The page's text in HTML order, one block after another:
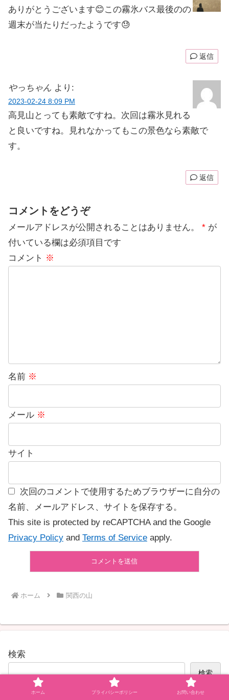
ありがとうございます😊この霧氷バス最後のの
週末が当たりだったようです😓
返信
やっちゃん より:
2023-02-24 8:09 PM
高見山とっても素敵ですね。次回は霧氷見れる
と良いですね。見れなかってもこの景色なら素敵で
す。
返信
コメントをどうぞ
メールアドレスが公開されることはありません。 * が
付いている欄は必須項目です
コメント ※
名前 ※
メール ※
サイト
次回のコメントで使用するためブラウザーに自分の
名前、メールアドレス、サイトを保存する。
This site is protected by reCAPTCHA and the Google
Privacy Policy and Terms of Service apply.
ホーム 関西の山
検索
検索
ホーム プライバシーポリシー お問い合わせ